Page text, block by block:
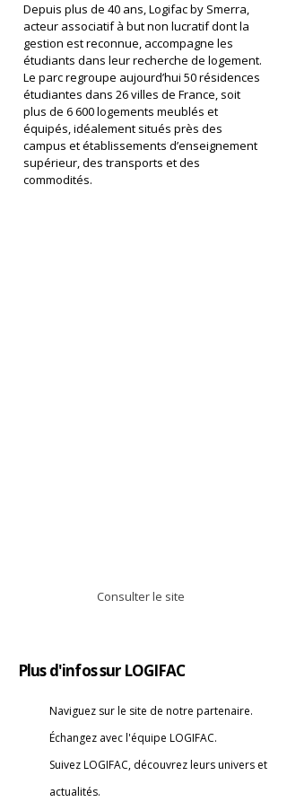
Depuis plus de 40 ans, Logifac by Smerra,
acteur associatif à but non lucratif dont la
gestion est reconnue, accompagne les
étudiants dans leur recherche de logement.
Le parc regroupe aujourd’hui 50 résidences
étudiantes dans 26 villes de France, soit
plus de 6 600 logements meublés et
équipés, idéalement situés près des
campus et établissements d’enseignement
supérieur, des transports et des
commodités.
Consulter le site
Plus d'infos sur LOGIFAC
Naviguez sur le site de notre partenaire.
Échangez avec l'équipe LOGIFAC.
Suivez LOGIFAC, découvrez leurs univers et
actualités.